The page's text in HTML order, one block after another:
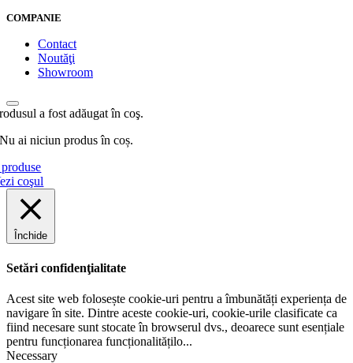
COMPANIE
Contact
Noutăţi
Showroom
a fost adăugat în coş.
Nu ai niciun produs în coș.
coşul
Închide
Setări confidenţialitate
Acest site web folosește cookie-uri pentru a îmbunătăți experiența de
navigare în site. Dintre aceste cookie-uri, cookie-urile clasificate ca
fiind necesare sunt stocate în browserul dvs., deoarece sunt esențiale
pentru funcționarea funcționalitățilo...
Necessary